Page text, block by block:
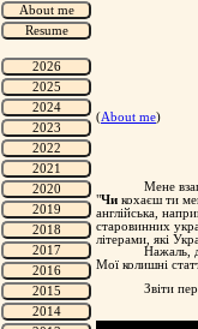
(About me)
Мене
"Чи кохаєш ти
англійська,
старовинних
літерами, які
Нажаль,
Мої колишні
Звіти